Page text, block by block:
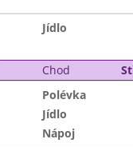
Jídlo
Chod
Polévka
Jídlo
Nápoj